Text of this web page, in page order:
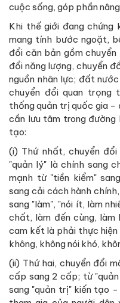
cuộc sống, góp phần
Khi thế giới đang chứng
mang tính bước ngoặt,
đổi căn bản gồm
đổi năng lượng, chuyển
nguồn nhân lực; đất
chuyển đổi quan trọng
thống quản trị quốc gia -
cần lưu tâm trong
tạo:
(i) Thứ nhất, chuyển
"quản lý" là chính sang
mạnh từ "tiền kiểm"
sang cải cách hành
sang "làm", "nói ít, làm
chất, làm đến cùng, làm
cam kết là phải thực hiện
không, không nói khó,
(ii) Thứ hai, chuyển đổi
cấp sang 2 cấp; từ
sang "quản trị" kiến tạo